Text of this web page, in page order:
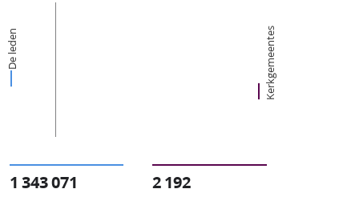
De leden Kerkgemeentes
1 343 071 2 192